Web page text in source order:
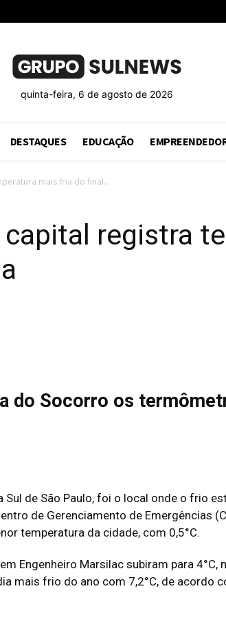
quinta-feira, 6 de agosto de 2026
DESTAQUES EDUCAÇÃO
mais fria do final...
capital registra
do Socorro os
Sul de São Paulo, foi o local onde o frio
de Gerenciamento de Emergências
temperatura da cidade, com 0,5°C.
Engenheiro Marsilac subiram para
mais frio do ano com 7,2°C, de acordo